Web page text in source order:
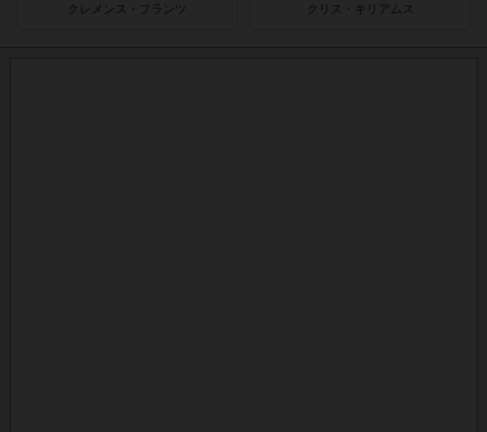
クレメンス・フランツ クリス・キリアムス